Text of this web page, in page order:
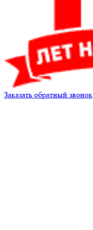
Заказать обратный звонок